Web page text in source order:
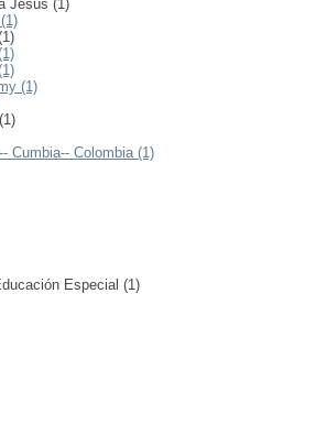
Jesús (1)
(1)
Cumbia-- Colombia (1)
Especial (1)